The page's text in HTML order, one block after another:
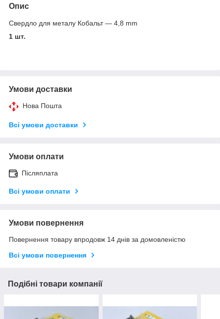
Опис
Свердло для металу Кобальт — 4,8 mm
1 шт.
Умови доставки
Нова Пошта
Всі умови доставки
Умови оплати
Післяплата
Всі умови оплати
Умови повернення
Повернення товару впродовж 14 днів за домовленістю
Всі умови повернення
Подібні товари компанії